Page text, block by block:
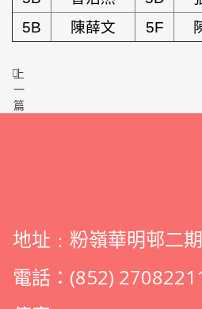
5B
陳薛文 5F
上
一
篇
地址﹕粉嶺華明邨二
電話：(852)